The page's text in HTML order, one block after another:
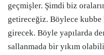
geçmişler. Şimdi biz
getireceğiz. Böylece
girecek. Böyle yapılarda
sallanmada bir yıkım